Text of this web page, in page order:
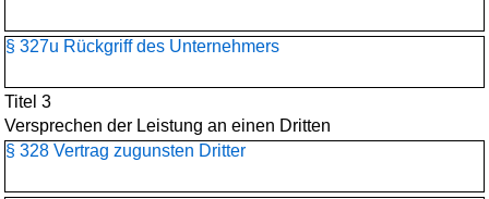
§ 327u Rückgriff des Unternehmers
Titel 3
Versprechen der Leistung an einen Dritten
§ 328 Vertrag zugunsten Dritter